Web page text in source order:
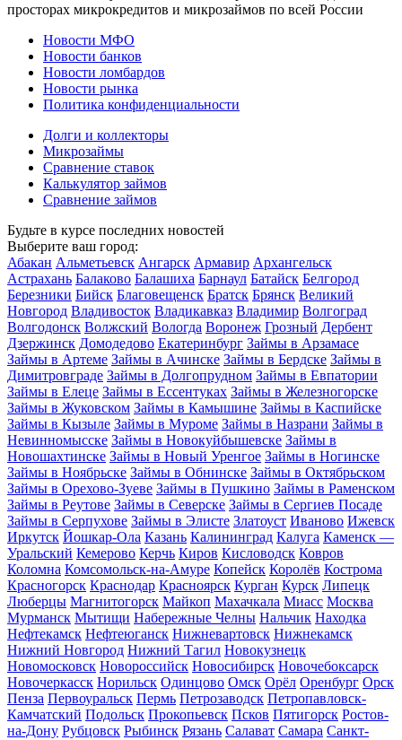
просторах микрокредитов и микрозаймов по всей России
Новости МФО
Новости банков
Новости ломбардов
Новости рынка
Политика конфиденциальности
Долги и коллекторы
Микрозаймы
Сравнение ставок
Калькулятор займов
Сравнение займов
Будьте в курсе последних новостей
Выберите ваш город:
Абакан Альметьевск Ангарск Армавир Архангельск
Астрахань Балаково Балашиха Барнаул Батайск Белгород
Березники Бийск Благовещенск Братск Брянск Великий
Новгород Владивосток Владикавказ Владимир Волгоград
Волгодонск Волжский Вологда Воронеж Грозный Дербент
Дзержинск Домодедово Екатеринбург Займы в Арзамасе
Займы в Артеме Займы в Ачинске Займы в Бердске Займы в
Димитровграде Займы в Долгопрудном Займы в Евпатории
Займы в Елеце Займы в Ессентуках Займы в Железногорске
Займы в Жуковском Займы в Камышине Займы в Каспийске
Займы в Кызыле Займы в Муроме Займы в Назрани Займы в
Невинномысске Займы в Новокуйбышевске Займы в
Новошахтинске Займы в Новый Уренгое Займы в Ногинске
Займы в Ноябрьске Займы в Обнинске Займы в Октябрьском
Займы в Орехово-Зуеве Займы в Пушкино Займы в Раменском
Займы в Реутове Займы в Северске Займы в Сергиев Посаде
Займы в Серпухове Займы в Элисте Златоуст Иваново Ижевск
Иркутск Йошкар-Ола Казань Калининград Калуга Каменск —
Уральский Кемерово Керчь Киров Кисловодск Ковров
Коломна Комсомольск-на-Амуре Копейск Королёв Кострома
Красногорск Краснодар Красноярск Курган Курск Липецк
Люберцы Магнитогорск Майкоп Махачкала Миасс Москва
Мурманск Мытищи Набережные Челны Нальчик Находка
Нефтекамск Нефтеюганск Нижневартовск Нижнекамск
Нижний Новгород Нижний Тагил Новокузнецк
Новомосковск Новороссийск Новосибирск Новочебоксарск
Новочеркасск Норильск Одинцово Омск Орёл Оренбург Орск
Пенза Первоуральск Пермь Петрозаводск Петропавловск-
Камчатский Подольск Прокопьевск Псков Пятигорск Ростов-
на-Дону Рубцовск Рыбинск Рязань Салават Самара Санкт-